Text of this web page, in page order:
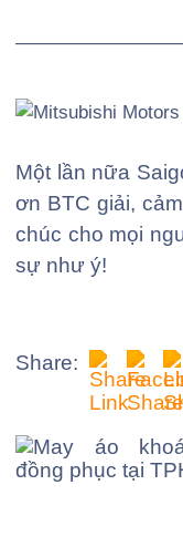
Một lần nữa
ơn BTC giải,
chúc cho mọi
sự như ý!
Share: